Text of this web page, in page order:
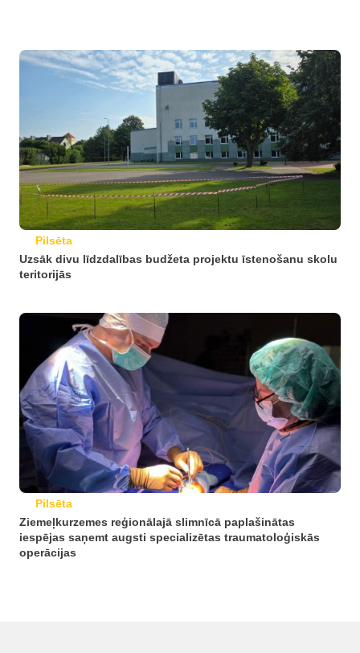
Pilsēta
Uzsāk divu līdzdalības budžeta projektu īstenošanu skolu
teritorijās
Pilsēta
Ziemeļkurzemes reģionālajā slimnīcā paplašinātas
iespējas saņemt augsti specializētas traumatoloģiskās
operācijas